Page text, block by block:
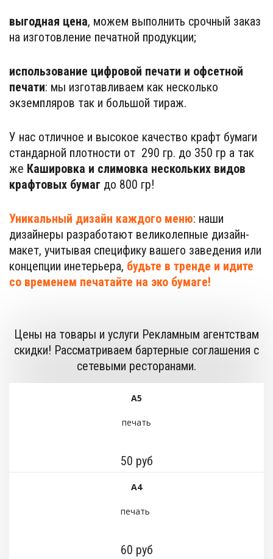
выгодная цена, можем выполнить срочный заказ
на изготовление печатной продукции;
использование цифровой печати и офсетной
печати: мы изготавливаем как несколько
экземпляров так и большой тираж.
У нас отличное и высокое качество крафт бумаги
стандарной плотности от  290 гр. до 350 гр а так
же Кашировка и слимовка нескольких видов
крафтовых бумаг до 800 гр!
Уникальный дизайн каждого меню: наши
дизайнеры разработают великолепные дизайн-
макет, учитывая специфику вашего заведения или
концепции инетерьера, будьте в тренде и идите
со временем печатайте на эко бумаге!
Цены на товары и услуги Рекламным агентствам
скидки! Рассматриваем бартерные соглашения с
сетевыми ресторанами.
А5
печать
50 руб
А4
печать
60 руб